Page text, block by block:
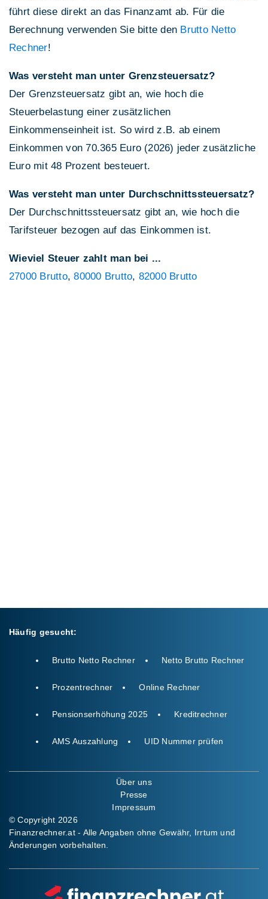
führt diese direkt an das Finanzamt ab. Für die
Berechnung verwenden Sie bitte den Brutto Netto
Rechner!
Was versteht man unter Grenzsteuersatz?
Der Grenzsteuersatz gibt an, wie hoch die
Steuerbelastung einer zusätzlichen
Einkommenseinheit ist. So wird z.B. ab einem
Einkommen von 70.365 Euro (2026) jeder zusätzliche
Euro mit 48 Prozent besteuert.
Was versteht man unter Durchschnittssteuersatz?
Der Durchschnittssteuersatz gibt an, wie hoch die
Tarifsteuer bezogen auf das Einkommen ist.
Wieviel Steuer zahlt man bei ...
27000 Brutto,80000 Brutto, 82000 Brutto
Häufig gesucht:
Brutto Netto Rechner Netto Brutto Rechner
Prozentrechner Online Rechner
Pensionserhöhung 2025 Kreditrechner
AMS Auszahlung UID Nummer prüfen
Über uns
Presse
Impressum
© Copyright 2026
Finanzrechner.at - Alle Angaben ohne Gewähr, Irrtum und
Änderungen vorbehalten.